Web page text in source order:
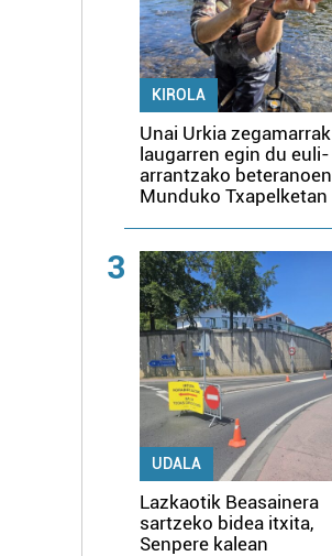
KIROLA
Unai Urkia zegamarrak
laugarren egin du euli-
arrantzako beteranoen
Munduko Txapelketan
3
UDALA
Lazkaotik Beasainera
sartzeko bidea itxita,
Senpere kalean